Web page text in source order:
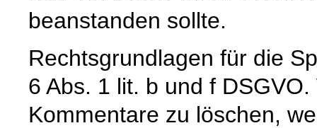
beanstanden sollte.
Rechtsgrundlagen für die
6 Abs. 1 lit. b und f
Kommentare zu löschen,